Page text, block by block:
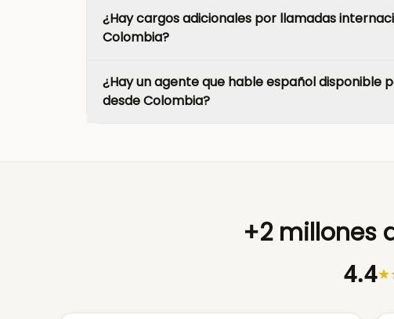
¿Hay cargos adicionales por llamadas
Colombia?
¿Hay un agente que hable español disponible
desde Colombia?
+2 millones
4.4